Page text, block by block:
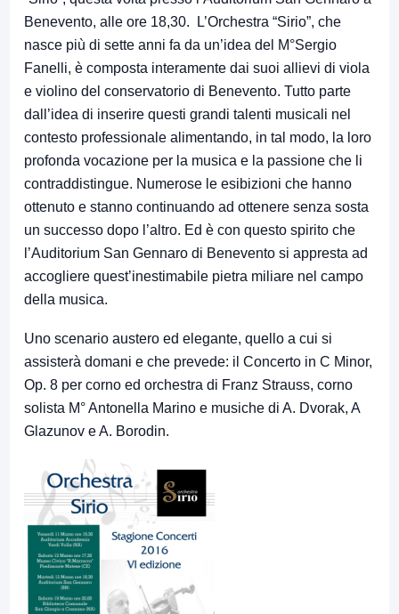
Benevento, alle ore 18,30. L’Orchestra “Sirio”, che
nasce più di sette anni fa da un’idea del M°Sergio
Fanelli, è composta interamente dai suoi allievi di viola
e violino del conservatorio di Benevento. Tutto parte
dall’idea di inserire questi grandi talenti musicali nel
contesto professionale alimentando, in tal modo, la loro
profonda vocazione per la musica e la passione che li
contraddistingue. Numerose le esibizioni che hanno
ottenuto e stanno continuando ad ottenere senza sosta
un successo dopo l’altro. Ed è con questo spirito che
l’Auditorium San Gennaro di Benevento si appresta ad
accogliere quest’inestimabile pietra miliare nel campo
della musica.
Uno scenario austero ed elegante, quello a cui si
assisterà domani e che prevede: il Concerto in C Minor,
Op. 8 per corno ed orchestra di Franz Strauss, corno
solista M° Antonella Marino e musiche di A. Dvorak, A
Glazunov e A. Borodin.